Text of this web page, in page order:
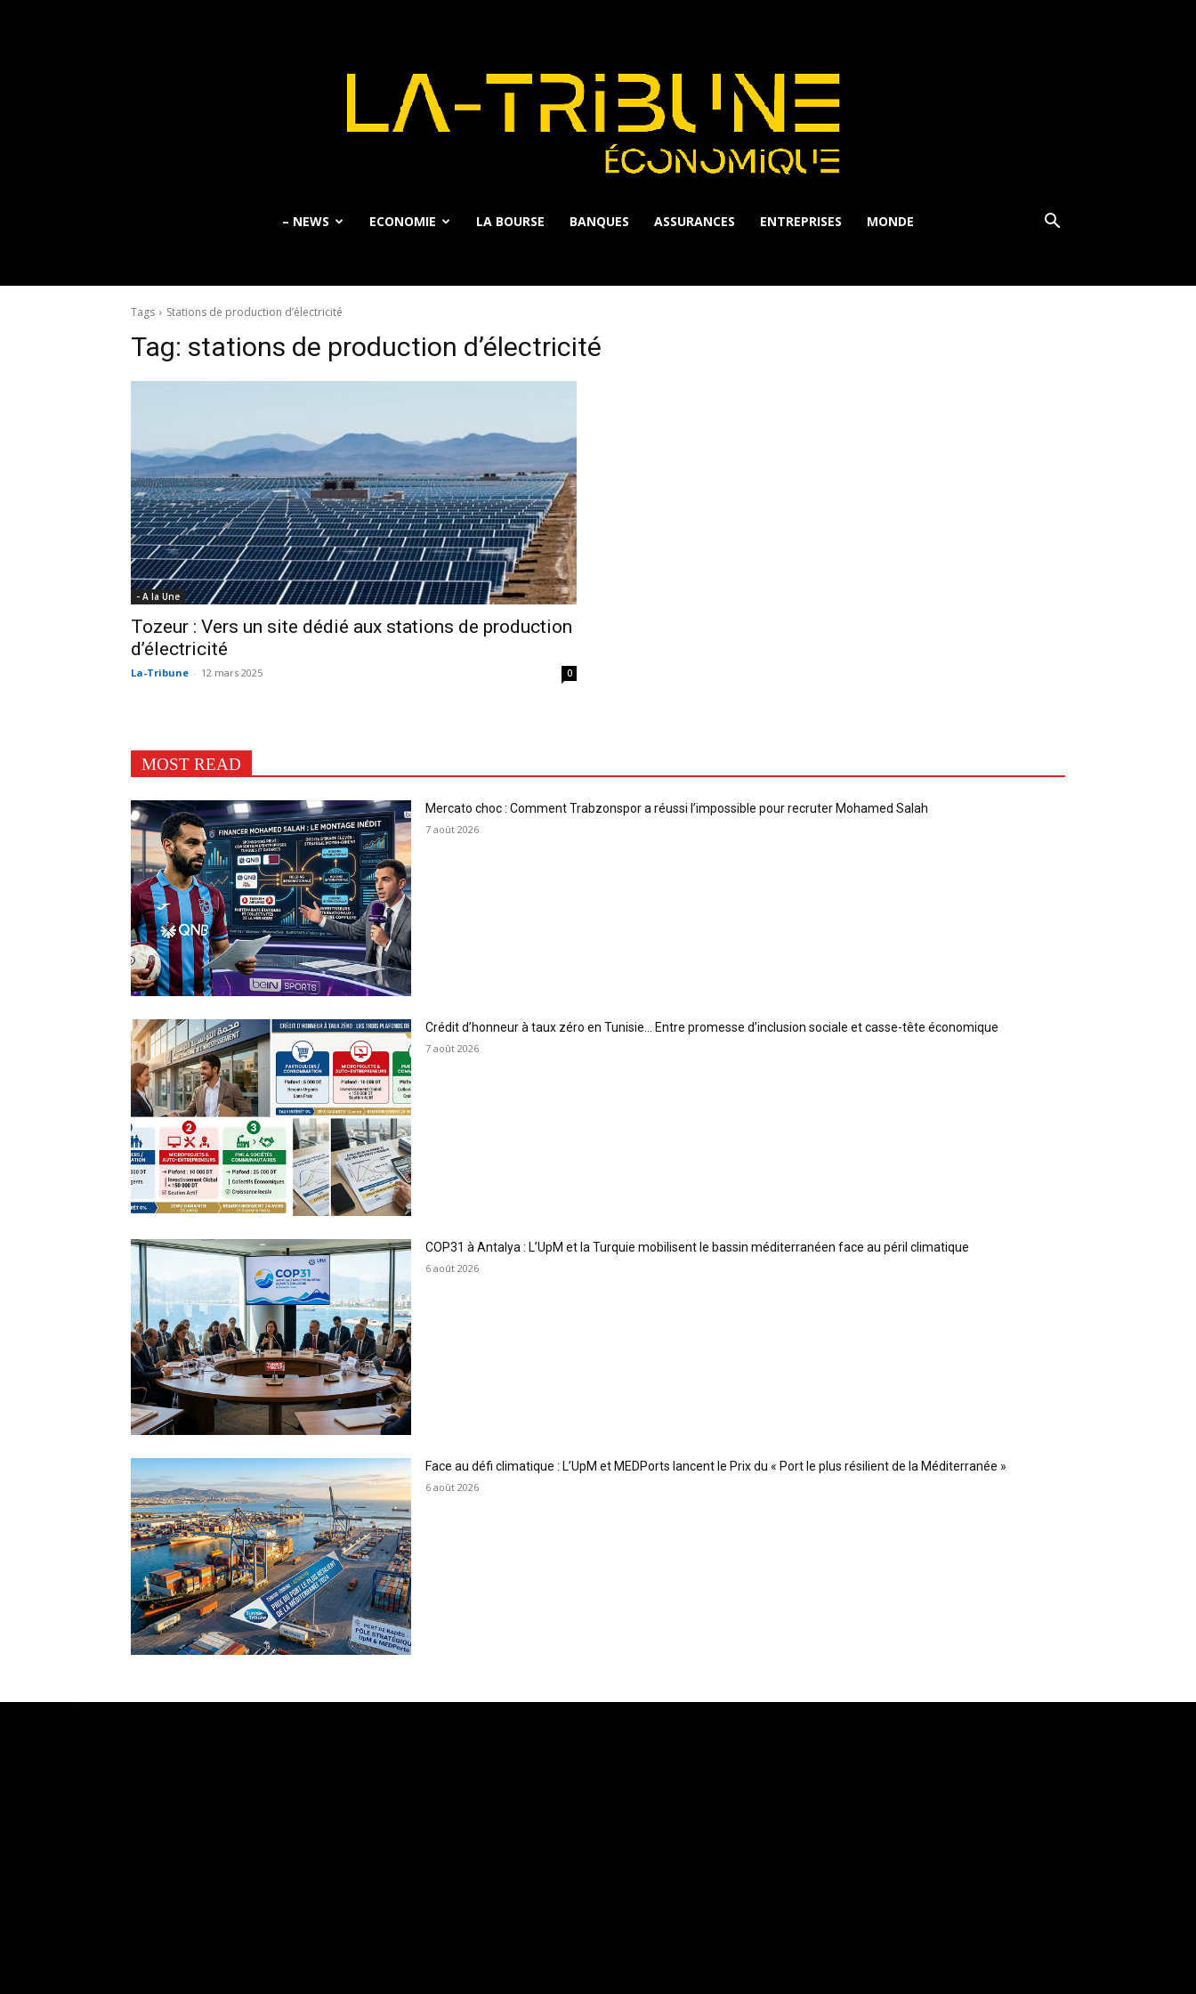
– NEWS ECONOMIE LA BOURSE BANQUES ASSURANCES ENTREPRISES MONDE
Tags Stations de production d’électricité
Tag: stations de production d’électricité
- A la Une
Tozeur : Vers un site dédié aux stations de production
d’électricité
La-Tribune - 12 mars 2025 0
MOST READ
Mercato choc : Comment Trabzonspor a réussi l’impossible pour recruter Mohamed Salah
7 août 2026
Crédit d’honneur à taux zéro en Tunisie… Entre promesse d’inclusion sociale et casse-tête économique
7 août 2026
COP31 à Antalya : L’UpM et la Turquie mobilisent le bassin méditerranéen face au péril climatique
6 août 2026
Face au défi climatique : L’UpM et MEDPorts lancent le Prix du « Port le plus résilient de la Méditerranée »
6 août 2026